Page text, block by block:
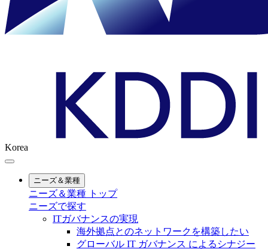
Korea
ニーズ＆業種
ニーズ＆業種 トップ
ニーズで探す
ITガバナンスの実現
海外拠点とのネットワークを構築したい
グローバル IT ガバナンス によるシナジー